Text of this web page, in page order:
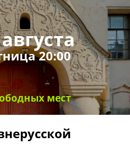
20:00
мест